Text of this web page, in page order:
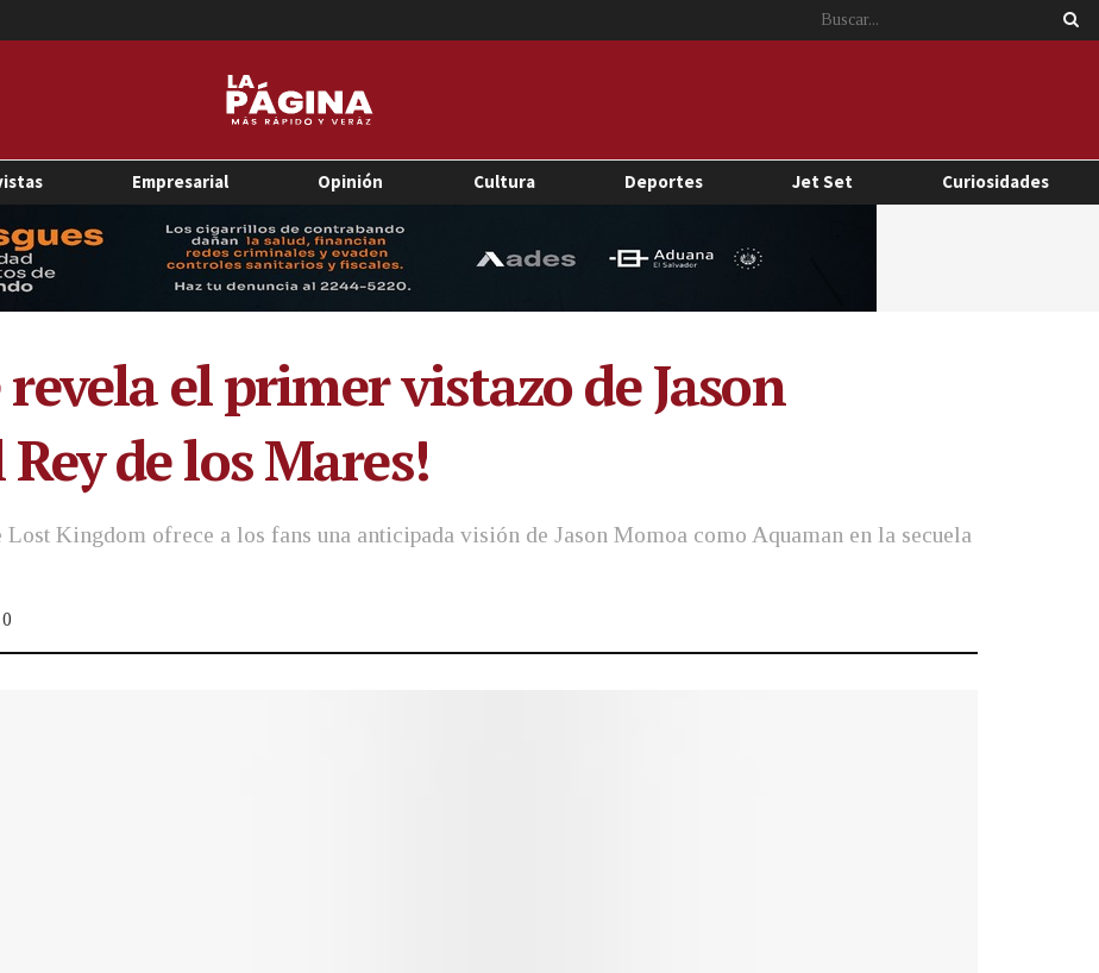
Empresarial Opinión Cultura Deportes Jet Set Curiosidades
revela el primer vistazo de Jason
de los Mares!
Kingdom ofrece a los fans una anticipada visión de Jason Momoa como Aquaman en la secuela
0